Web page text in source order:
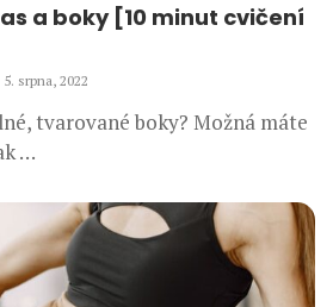
a boky [10 minut cvičení
5. srpna, 2022
tvarované boky? Možná máte
…